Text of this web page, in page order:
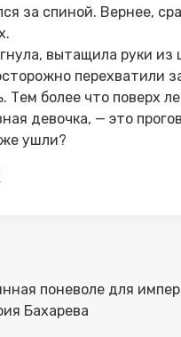
за спиной. Вернее,
вытащила руки из
перехватили
Тем более что поверх
девочка, — это
ушли?
поневоле для
Бахарева